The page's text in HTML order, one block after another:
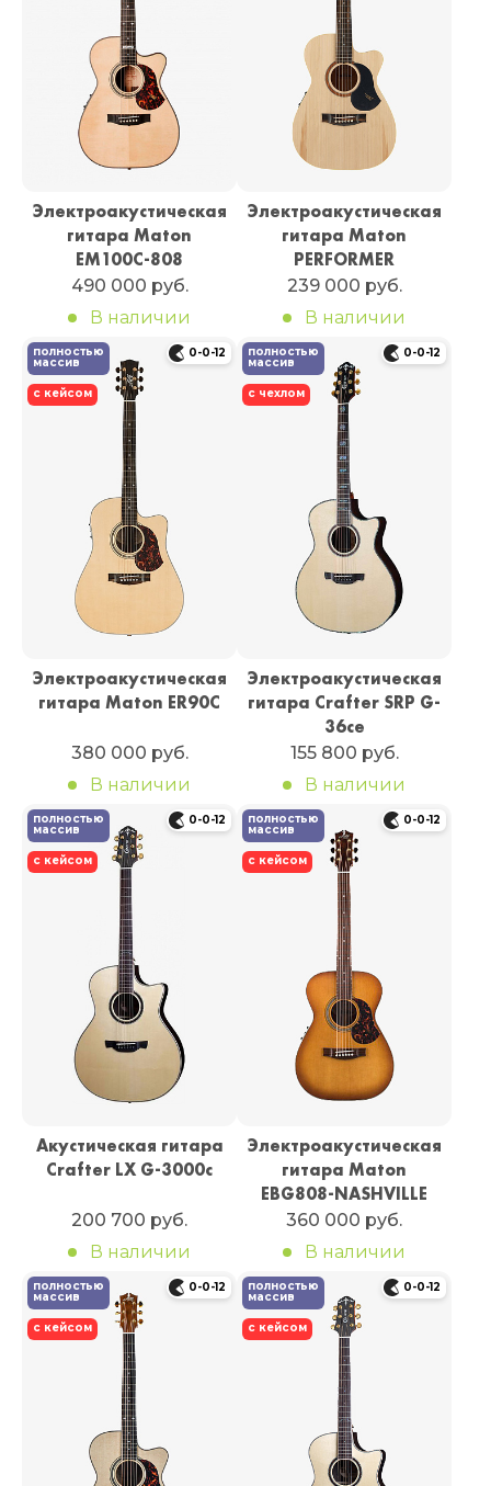
Электроакустическая
гитара Maton
EM100C-808
490 000 руб.
В наличии
Электроакустическая
гитара Maton
PERFORMER
239 000 руб.
В наличии
полностью
массив
с кейсом
0-0-12
Электроакустическая
гитара Maton ER90C
380 000 руб.
В наличии
полностью
массив
с чехлом
0-0-12
Электроакустическая
гитара Crafter SRP G-
36ce
155 800 руб.
В наличии
полностью
массив
с кейсом
0-0-12
Акустическая гитара
Crafter LX G-3000c
200 700 руб.
В наличии
полностью
массив
с кейсом
0-0-12
Электроакустическая
гитара Maton
EBG808-NASHVILLE
360 000 руб.
В наличии
полностью
массив
с кейсом
0-0-12 полностью
массив
с кейсом
0-0-12